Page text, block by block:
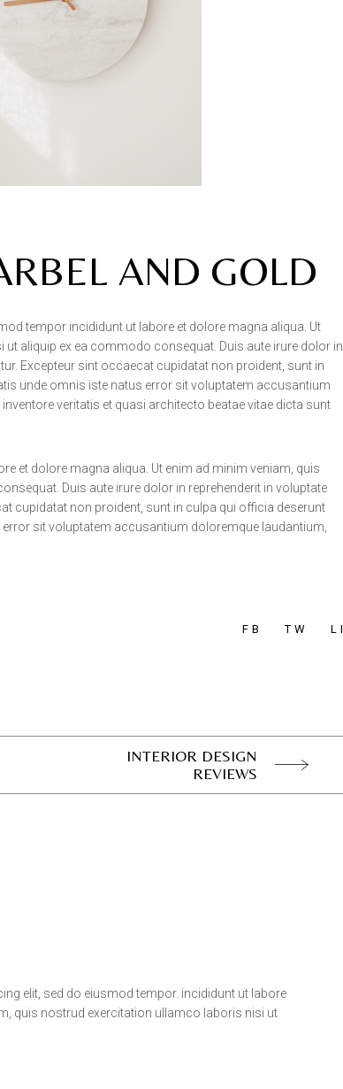
AND GOLD
tempor incididunt ut labore et dolore magna aliqua. Ut
aliquip ex ea commodo consequat. Duis aute irure dolor in
Excepteur sint occaecat cupidatat non proident, sunt in
unde omnis iste natus error sit voluptatem accusantium
veritatis et quasi architecto beatae vitae dicta sunt
et dolore magna aliqua. Ut enim ad minim veniam, quis
Duis aute irure dolor in reprehenderit in voluptate
cupidatat non proident, sunt in culpa qui officia deserunt
sit voluptatem accusantium doloremque laudantium,
FB TW LI
INTERIOR DESIGN
REVIEWS
elit, sed do eiusmod tempor. incididunt ut labore
quis nostrud exercitation ullamco laboris nisi ut